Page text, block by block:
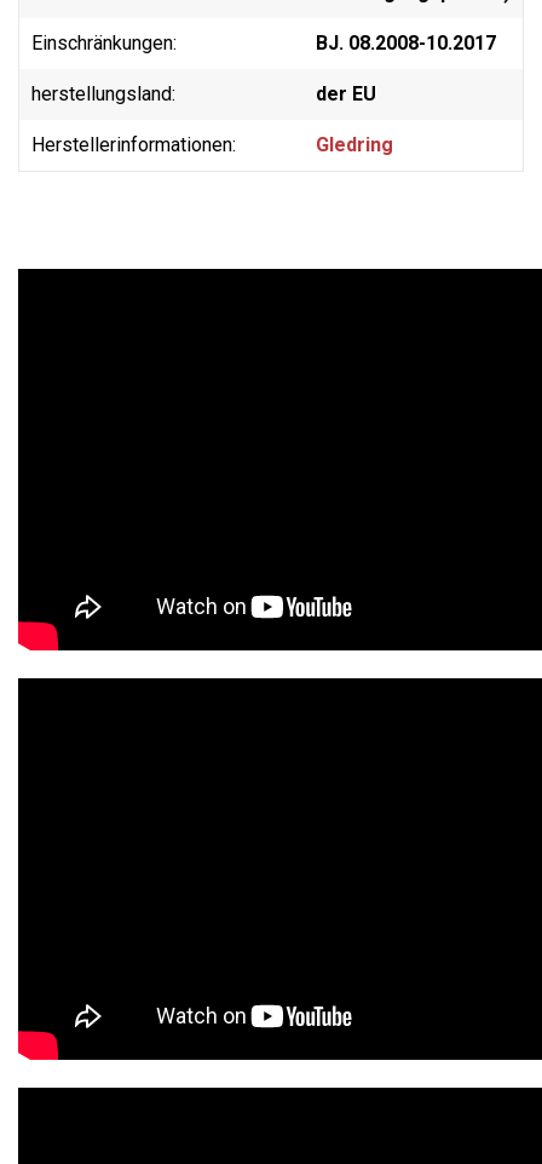
Einschränkungen: BJ. 08.2008-10.2017
herstellungsland: der EU
Herstellerinformationen: Gledring